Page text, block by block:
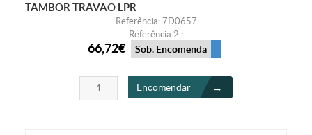
TAMBOR TRAVAO LPR
Referência: 7D0657
Referência 2 :
66,72€ Sob. Encomenda
Encomendar